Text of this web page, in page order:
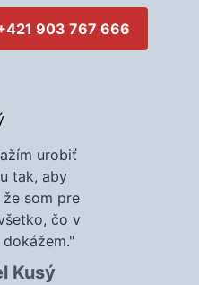
903 767 666
urobiť
tak, aby
som pre
čo v
Kusý